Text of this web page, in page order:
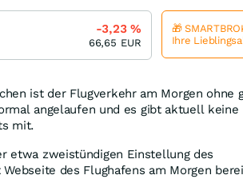
ist der Flugverkehr am Morgen ohne
angelaufen und es gibt aktuell keine
mit.
etwa zweistündigen Einstellung des
des Flughafens am Morgen
-3,23 %
66,65 EUR
🎁
Ihre